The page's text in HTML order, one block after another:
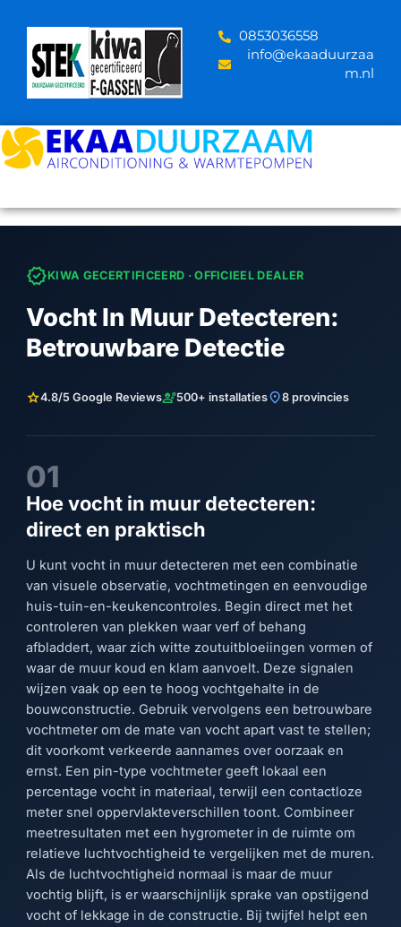
content
‪0853036558
info@ekaaduurzaa
m.nl
verifiedKIWA GECERTIFICEERD · OFFICIEEL DEALER
Vocht In Muur Detecteren:
Betrouwbare Detectie
star4.8/5 Google Reviewsengineering500+ installatieslocation_on8 provincies
01
Hoe vocht in muur detecteren:
direct en praktisch
U kunt vocht in muur detecteren met een combinatie
van visuele observatie, vochtmetingen en eenvoudige
huis-tuin-en-keukencontroles. Begin direct met het
controleren van plekken waar verf of behang
afbladdert, waar zich witte zoutuitbloeiingen vormen of
waar de muur koud en klam aanvoelt. Deze signalen
wijzen vaak op een te hoog vochtgehalte in de
bouwconstructie. Gebruik vervolgens een betrouwbare
vochtmeter om de mate van vocht apart vast te stellen;
dit voorkomt verkeerde aannames over oorzaak en
ernst. Een pin-type vochtmeter geeft lokaal een
percentage vocht in materiaal, terwijl een contactloze
meter snel oppervlakteverschillen toont. Combineer
meetresultaten met een hygrometer in de ruimte om
relatieve luchtvochtigheid te vergelijken met de muren.
Als de luchtvochtigheid normaal is maar de muur
vochtig blijft, is er waarschijnlijk sprake van opstijgend
vocht of lekkage in de constructie. Bij twijfel helpt een